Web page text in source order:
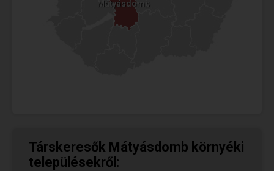
Mátyásdomb
Mátyásdomb
Társkeresők Mátyásdomb környéki
településekről: